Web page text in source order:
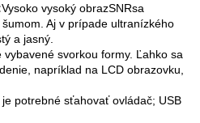
Vysoko vysoký obrazSNRsa
Aj v prípade ultranízkého
a jasný.
vybavené svorkou formy. Ľahko sa
napríklad na LCD obrazovku,
je potrebné sťahovať ovládač; USB